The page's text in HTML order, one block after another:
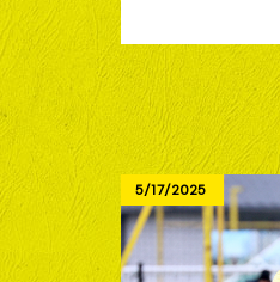
5/17/2025